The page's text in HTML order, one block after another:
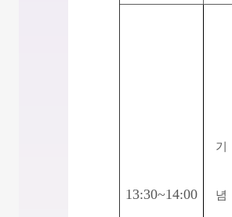
13:30~14:00
기
념